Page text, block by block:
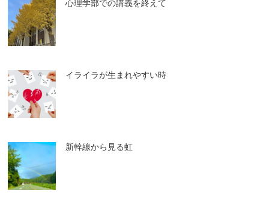
心理学部での講義を終えて
イライラが生まれやすい時
新幹線から見る虹